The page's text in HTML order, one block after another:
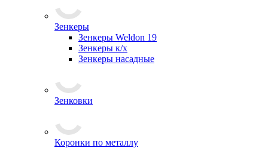
Зенкеры
Зенкеры Weldon 19
Зенкеры к/х
Зенкеры насадные
Зенковки
Коронки по металлу